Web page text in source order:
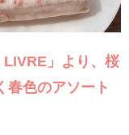
」より、桜
春色のアソート